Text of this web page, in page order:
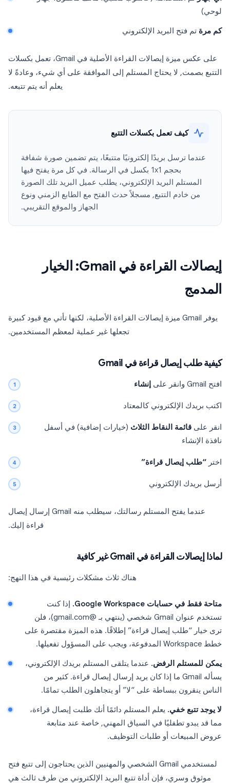
لوحي)
كم مرة تم فتح البريد الإلكتروني
على عكس ميزة إيصالات القراءة الأصلية في Gmail، تعمل بكسلات
التتبع بصمت, لا يحتاج المستلم إلى الموافقة على أي شيء، وعادةً لا
يعلم أنه يتم تتبعه.
كيف تعمل بكسلات التتبع
عندما ترسل بريدًا إلكترونيًا متتبعًا، يتم تضمين صورة شفافة
بحجم 1x1 بكسل في الرسالة. في كل مرة يفتح فيها
المستلم البريد الإلكتروني، يطلب عميل البريد تلك الصورة
من خادم التتبع, مسجلاً حدث الفتح مع الطابع الزمني ونوع
الجهاز والموقع التقريبي.
إيصالات القراءة في Gmail: الخيار
المدمج
يوفر Gmail ميزة إيصالات القراءة الأصلية، لكنها تأتي مع قيود كبيرة
تجعلها غير عملية لمعظم المستخدمين.
كيفية طلب إيصال قراءة في Gmail
افتح Gmail وانقر على إنشاء
اكتب بريدك الإلكتروني كالمعتاد
انقر على قائمة النقاط الثلاث (خيارات إضافية) في أسفل
نافذة الإنشاء
اختر “طلب إيصال قراءة”
أرسل بريدك الإلكتروني
عندما يفتح المستلم رسالتك، سيطلب منه Gmail إرسال إيصال
قراءة إليك.
لماذا إيصالات القراءة في Gmail غير كافية
هناك ثلاث مشكلات رئيسية في هذا النهج:
متاحة فقط في حسابات Google Workspace.
إذا كنت
تستخدم عنوان Gmail شخصي (ينتهي بـ @gmail.com)، فلن
ترى خيار “طلب إيصال قراءة” إطلاقًا. هذه الميزة مقتصرة على
خطط Workspace المدفوعة، ويجب على المسؤول تفعيلها.
يمكن للمستلم الرفض. عندما يتلقى المستلم بريدك الإلكتروني،
يسأله Gmail ما إذا كان يريد إرسال إيصال قراءة. كثير من
الناس ينقرون ببساطة على “لا” أو يتجاهلون الطلب تمامًا.
لا يوجد تتبع خفي. يعلم المستلم دائمًا أنك طلبت إيصال قراءة،
مما قد يبدو تطفليًا في السياق المهني, خاصة عند متابعة
عروض المبيعات أو طلبات التوظيف.
لمستخدمي Gmail الشخصي والمهنيين الذين يحتاجون إلى تتبع فتح
موثوق وسري، فإن أداة تتبع البريد الإلكتروني من طرف ثالث هي